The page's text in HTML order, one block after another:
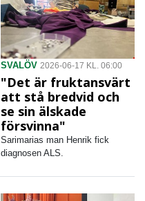
SVALÖV 2026-06-17 KL. 06:00
"Det är fruktansvärt
att stå bredvid och
se sin älskade
försvinna"
Sarimarias man Henrik fick
diagnosen ALS.